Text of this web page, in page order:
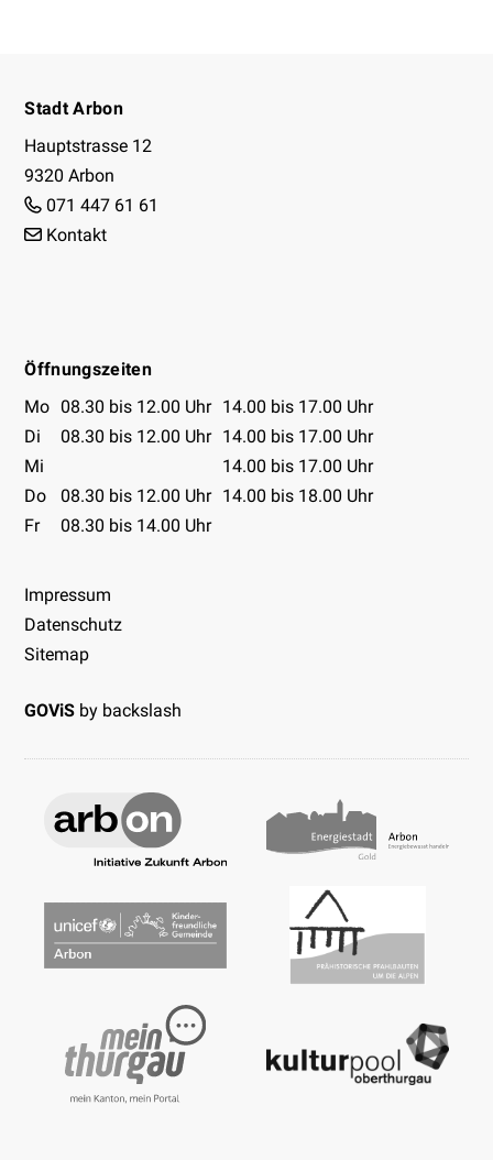
Stadt Arbon
Hauptstrasse 12
9320 Arbon
071 447 61 61
Kontakt
Öffnungszeiten
Öffnungszeiten Tabelle
Mo 08.30 bis 12.00 Uhr 14.00 bis 17.00 Uhr
Di
08.30 bis 12.00 Uhr 14.00 bis 17.00 Uhr
Mi
14.00 bis 17.00 Uhr
Do
08.30 bis 12.00 Uhr 14.00 bis 18.00 Uhr
Fr
08.30 bis 14.00 Uhr
Impressum
Datenschutz
Sitemap
GOViS by backslash